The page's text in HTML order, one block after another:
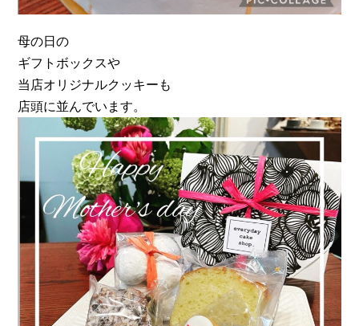
母の日の
ギフトボックスや
当店オリジナルクッキーも
店頭に並んでいます。